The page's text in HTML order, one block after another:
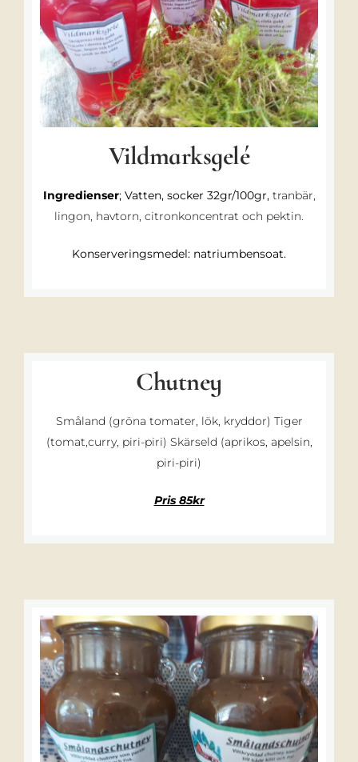
Vildmarksgelé
Ingredienser; Vatten, socker 32gr/100gr, tranbär,
lingon, havtorn, citronkoncentrat och pektin.
Konserveringsmedel: natriumbensoat.
Chutney
Småland (gröna tomater, lök, kryddor) Tiger
(tomat,curry, piri-piri) Skärseld (aprikos, apelsin,
piri-piri)
Pris 85kr